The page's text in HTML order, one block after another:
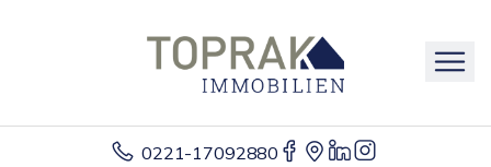
0221-17092880